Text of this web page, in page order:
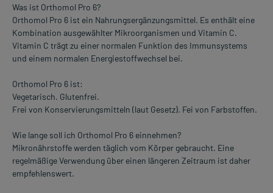
Was ist Orthomol Pro 6?
Orthomol Pro 6 ist ein Nahrungsergänzungsmittel. Es enthält eine
Kombination ausgewählter Mikroorganismen und Vitamin C.
Vitamin C trägt zu einer normalen Funktion des Immunsystems
und einem normalen Energiestoffwechsel bei.
Orthomol Pro 6 ist:
Vegetarisch. Glutenfrei.
Frei von Konservierungsmitteln (laut Gesetz). Fei von Farbstoffen.
Wie lange soll ich Orthomol Pro 6 einnehmen?
Mikronährstoffe werden täglich vom Körper gebraucht. Eine
regelmäßige Verwendung über einen längeren Zeitraum ist daher
empfehlenswert.